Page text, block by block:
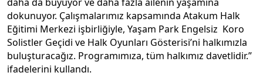
dokunuyor. Çalışmalarımız kapsamında Atakum Halk
Eğitimi Merkezi işbirliğiyle, Yaşam Park Engelsiz Koro
Solistler Geçidi ve Halk Oyunları Gösterisi’ni halkımızla
buluşturacağız. Programımıza, tüm halkımız davetlidir.”
ifadelerini kullandı.